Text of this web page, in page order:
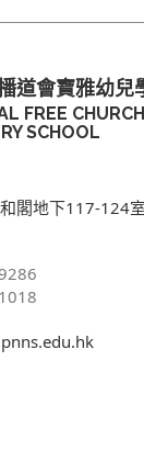
道會寶雅幼兒
FREE
SCHOOL
閣地下117-124